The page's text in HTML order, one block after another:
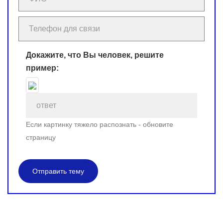
Докажите, что Вы человек, решите
пример:
Если картинку тяжело распознать - обновите
страницу
Отправить тему